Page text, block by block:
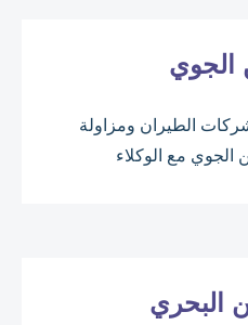
الطيران ومزاولة
مع الوكلاء